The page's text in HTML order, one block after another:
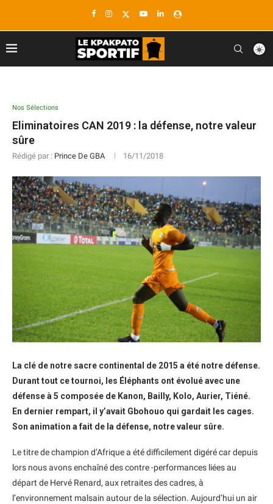
Nos Sélections
Eliminatoires CAN 2019 : la défense, notre valeur
sûre
Rédigé par : Prince De GBA 16/11/2018
La clé de notre sacre continental de 2015 a été notre défense.
Durant tout ce tournoi, les Éléphants ont évolué avec une
défense à 5 composée de Kanon, Bailly, Kolo, Aurier, Tiéné.
En dernier rempart, il y’avait Gbohouo qui gardait les cages.
Son animation a fait de la défense, notre valeur sûre.
Le titre de champion d’Afrique a été difficilement digéré car depuis
lors nous avons enchaîné des contre -performances liées au
départ de Hervé Renard, aux retraites des cadres, à
l’environnement malsain autour de la sélection. Aujourd’hui un air